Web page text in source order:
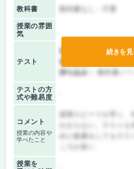
教科書 教科書なし・不要
授業の雰囲
気
テスト
前期/中間：
テストの
後期/期末：
持ち込み：
教科書ノ
テストの方
式や難易度
コメント
授業の内容や
学べたこと
めに板書をしてもテス
授業を
続きを見